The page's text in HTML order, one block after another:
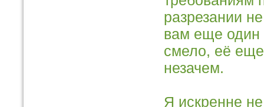
разрезании
вам еще один
смело, её
незачем.
Я искренне